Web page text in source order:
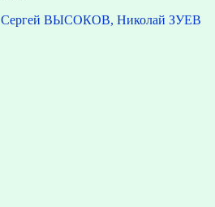
Сергей ВЫСОКОВ, Николай ЗУЕВ